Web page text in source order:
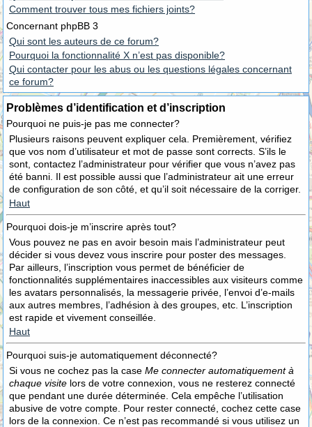
Comment trouver tous mes fichiers joints?
Concernant phpBB 3
Qui sont les auteurs de ce forum?
Pourquoi la fonctionnalité X n’est pas disponible?
Qui contacter pour les abus ou les questions légales concernant
ce forum?
Problèmes d’identification et d’inscription
Pourquoi ne puis-je pas me connecter?
Plusieurs raisons peuvent expliquer cela. Premièrement, vérifiez
que vos nom d’utilisateur et mot de passe sont corrects. S’ils le
sont, contactez l’administrateur pour vérifier que vous n’avez pas
été banni. Il est possible aussi que l’administrateur ait une erreur
de configuration de son côté, et qu’il soit nécessaire de la corriger.
Haut
Pourquoi dois-je m’inscrire après tout?
Vous pouvez ne pas en avoir besoin mais l’administrateur peut
décider si vous devez vous inscrire pour poster des messages.
Par ailleurs, l’inscription vous permet de bénéficier de
fonctionnalités supplémentaires inaccessibles aux visiteurs comme
les avatars personnalisés, la messagerie privée, l’envoi d’e-mails
aux autres membres, l’adhésion à des groupes, etc. L’inscription
est rapide et vivement conseillée.
Haut
Pourquoi suis-je automatiquement déconnecté?
Si vous ne cochez pas la case Me connecter automatiquement à
chaque visite lors de votre connexion, vous ne resterez connecté
que pendant une durée déterminée. Cela empêche l’utilisation
abusive de votre compte. Pour rester connecté, cochez cette case
lors de la connexion. Ce n’est pas recommandé si vous utilisez un